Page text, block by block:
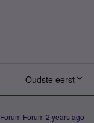
Oudste eerst
Forum|Forum|2 years ago